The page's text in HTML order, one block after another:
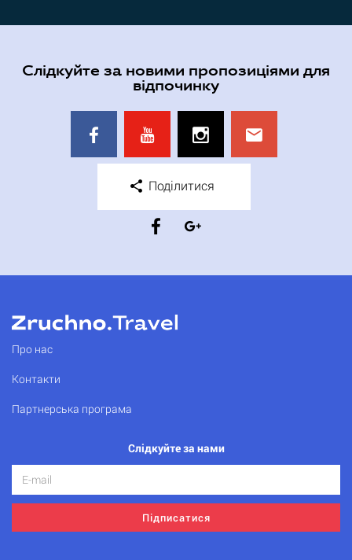
Слідкуйте за новими пропозиціями для
відпочинку
Поділитися
Про нас
Контакти
Партнерська програма
Слідкуйте за нами
Підписатися